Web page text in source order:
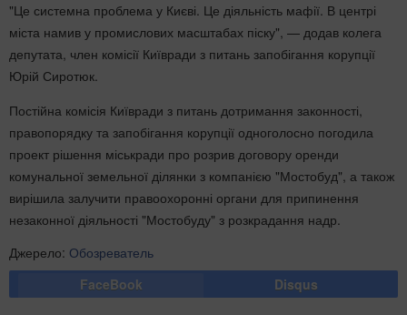
"Це системна проблема у Києві. Це діяльність мафії. В центрі
міста намив у промислових масштабах піску", — додав колега
депутата, член комісії Київради з питань запобігання корупції
Юрій Сиротюк.
Постійна комісія Київради з питань дотримання законності,
правопорядку та запобігання корупції одноголосно погодила
проект рішення міськради про розрив договору оренди
комунальної земельної ділянки з компанією "Мостобуд", а також
вирішила залучити правоохоронні органи для припинення
незаконної діяльності "Мостобуду" з розкрадання надр.
Джерело: Обозреватель
FaceBook
Disqus